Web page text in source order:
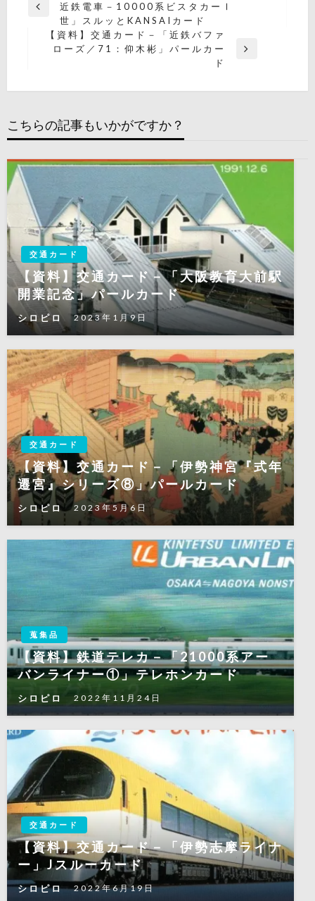
稿
ー
ョ
前
近鉄電車－10000系ビスタカーⅠ
世」スルッとKANSAIカード
【資料】交通カード－「近鉄バファ
ローズ／71：仰木彬」パールカー
ド
こちらの記事もいかがですか？
交通カード
【資料】交通カード－「大阪教育大前駅
開業記念」パールカード
シロピロ 2023年1月9日
交通カード
【資料】交通カード－「伊勢神宮『式年
遷宮』シリーズ⑧」パールカード
シロピロ 2023年5月6日
蒐集品
【資料】鉄道テレカ－「21000系アー
バンライナー①」テレホンカード
シロピロ 2022年11月24日
交通カード
【資料】交通カード－「伊勢志摩ライナ
ー」Jスルーカード
シロピロ 2022年6月19日